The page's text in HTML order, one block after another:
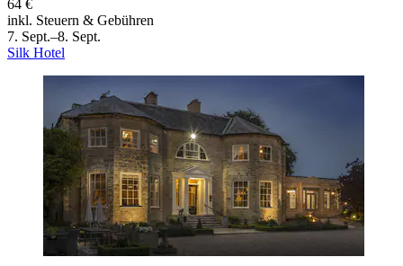
64 €
inkl. Steuern & Gebühren
7. Sept.–8. Sept.
Silk Hotel